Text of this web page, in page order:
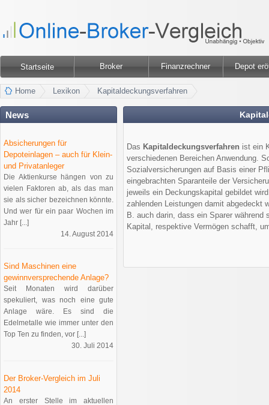
Startseite Broker Finanzrechner Depot
Home Lexikon Kapitaldeckungsverfahren
News
Absicherungen für
Depoteinlagen – auch für Klein-
und Privatanleger
Die Aktienkurse hängen von zu
vielen Faktoren ab, als das man
sie als sicher bezeichnen könnte.
Und wer für ein paar Wochen im
Jahr [...]
14. August 2014
Sind Maschinen eine
gewinnversprechende Anlage?
Seit Monaten wird darüber
spekuliert, was noch eine gute
Anlage wäre. Es sind die
Edelmetalle wie immer unter den
Top Ten zu finden, vor [...]
30. Juli 2014
Der Broker-Vergleich im Juli
2014
An erster Stelle im aktuellen
Das Kapitaldeckungsverfahren ist ein
verschiedenen Bereichen Anwendung.
Sozialversicherungen auf Basis einer
eingebrachten Sparanteile der
jeweils ein Deckungskapital gebildet
zahlenden Leistungen damit abgedeckt
B. auch darin, dass ein Sparer während
Kapital, respektive Vermögen schafft,